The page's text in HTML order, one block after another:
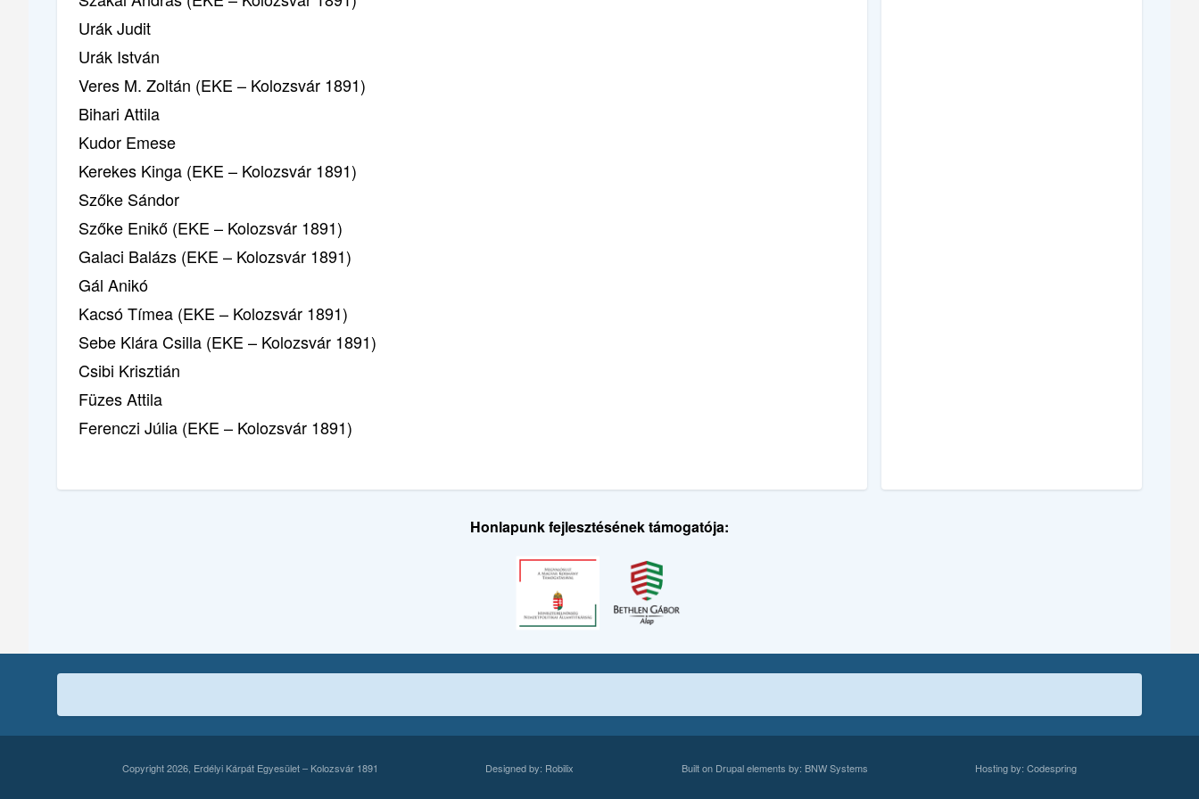
Urák Judit
Urák István
Veres M. Zoltán (EKE – Kolozsvár 1891)
Bihari Attila
Kudor Emese
Kerekes Kinga (EKE – Kolozsvár 1891)
Szőke Sándor
Szőke Enikő (EKE – Kolozsvár 1891)
Galaci Balázs (EKE – Kolozsvár 1891)
Gál Anikó
Kacsó Tímea (EKE – Kolozsvár 1891)
Sebe Klára Csilla (EKE – Kolozsvár 1891)
Csibi Krisztián
Füzes Attila
Ferenczi Júlia (EKE – Kolozsvár 1891)
Honlapunk fejlesztésének támogatója:
Copyright 2026, Erdélyi Kárpát Egyesület – Kolozsvár 1891 Designed by: Robilix Built on Drupalelements by: BNW Systems Hosting by: Codespring